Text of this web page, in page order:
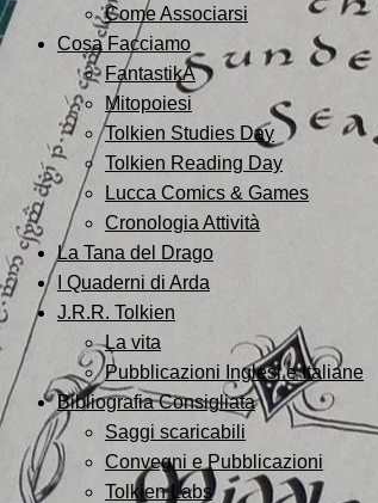
Come Associarsi
Cosa Facciamo
FantastikA
Mitopoiesi
Tolkien Studies Day
Tolkien Reading Day
Lucca Comics & Games
Cronologia Attività
La Tana del Drago
I Quaderni di Arda
J.R.R. Tolkien
La vita
Pubblicazioni Inglesi e Italiane
Bibliografia Consigliata
Saggi scaricabili
Convegni e Pubblicazioni
Tolkien Labs